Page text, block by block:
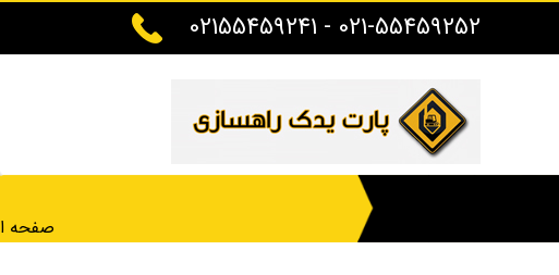
021-55459252 - 02155459241
صفحه